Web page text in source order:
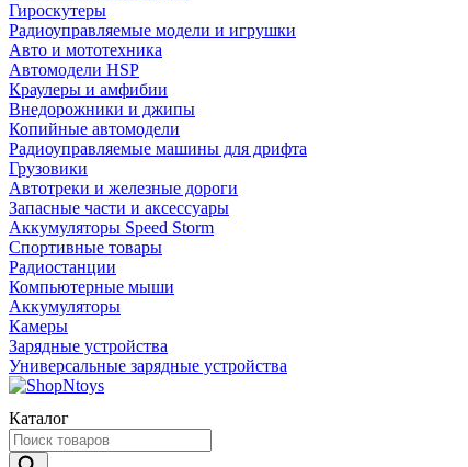
Гироскутеры
Радиоуправляемые модели и игрушки
Авто и мототехника
Автомодели HSP
Краулеры и амфибии
Внедорожники и джипы
Копийные автомодели
Радиоуправляемые машины для дрифта
Грузовики
Автотреки и железные дороги
Запасные части и аксессуары
Аккумуляторы Speed Storm
Спортивные товары
Радиостанции
Компьютерные мыши
Аккумуляторы
Камеры
Зарядные устройства
Универсальные зарядные устройства
Каталог